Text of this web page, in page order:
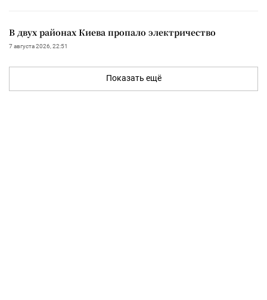
В двух районах Киева пропало электричество
7 августа 2026, 22:51
Показать ещё